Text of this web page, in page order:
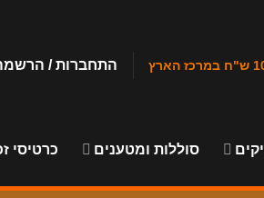
התחברות /
סוללות ומטענים כרטיסי